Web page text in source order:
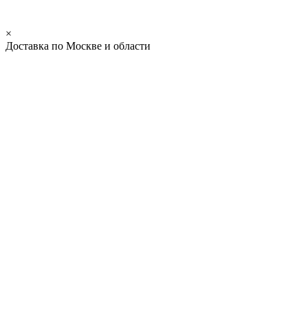
×
Доставка по Москве и области